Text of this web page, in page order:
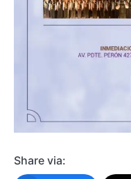
Share via: